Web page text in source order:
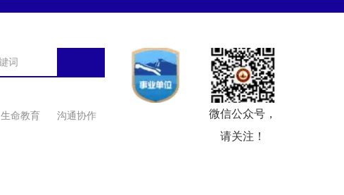
生命教育 沟通协作
微信公众号，
请关注！